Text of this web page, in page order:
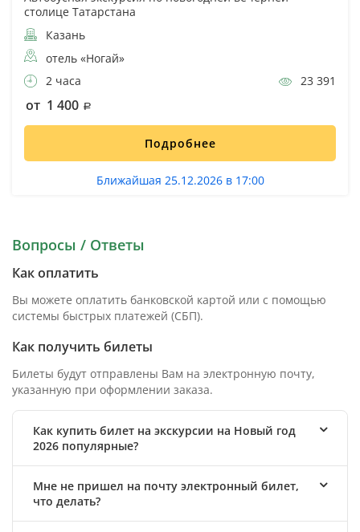
столице Татарстана
Казань
отель «Ногай»
2 часа
23 391
от 1 400
Подробнее
Ближайшая 25.12.2026 в 17:00
Вопросы / Ответы
Как оплатить
Вы можете оплатить банковской картой или с помощью
системы быстрых платежей (СБП).
Как получить билеты
Билеты будут отправлены Вам на электронную почту,
указанную при оформлении заказа.
Как купить билет на экскурсии на Новый год
2026 популярные?
Мне не пришел на почту электронный билет,
что делать?